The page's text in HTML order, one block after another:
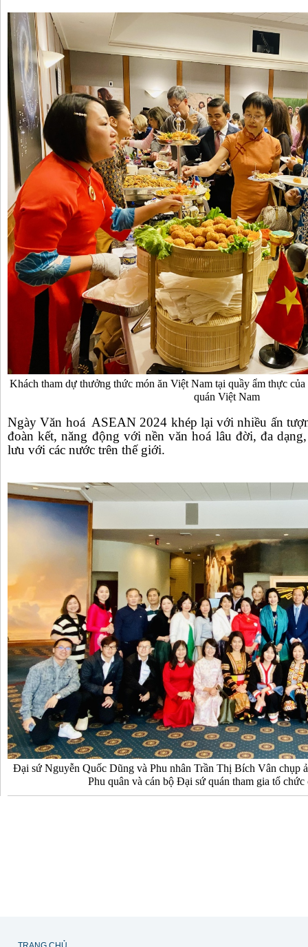
Khách tham dự thưởng thức món ăn Việt Nam tại quầy ẩm thực
quán Việt Nam
Ngày Văn hoá ASEAN 2024 khép lại với nhiều ấn
đoàn kết, năng động với nền văn hoá lâu đời, đa
lưu với các nước trên thế giới.
Đại sứ Nguyễn Quốc Dũng và Phu nhân Trần Thị Bích Vân chụp
Phu quân và cán bộ Đại sứ quán tham gia tổ